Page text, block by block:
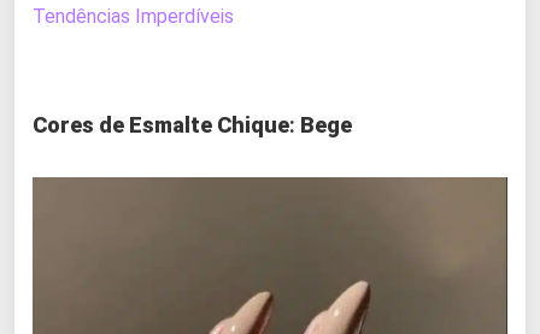
Tendências Imperdíveis
Cores de Esmalte Chique: Bege